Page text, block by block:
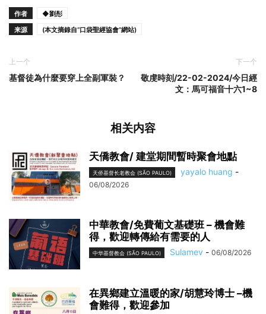
作者
◆劉彤
来源
(本文摘錄自“口袋聖經協會”網站)
上一个
基督徒為什麼要穿上全副軍裝？
下一个
敬虔時刻/22-02-2024/今日經
文：馬可福音十六1~8
相关内容
天僑教會/ 建堂期間暫時聚會地點
天侨基督长老教会 (SÃO PAULO) yayalo huang -
06/08/2026
中華教會/免費葡文基礎班 – 機會難
得，歡迎轉傳給有需要的人
中华基督教会 (SÃO PAULO) Sulamev - 06/08/2026
在異鄉建立溫暖的家/胡慧玲博士 –機
會難得，歡迎參加